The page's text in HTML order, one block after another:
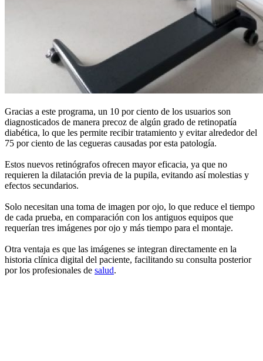
Gracias a este programa, un 10 por ciento de los usuarios son
diagnosticados de manera precoz de algún grado de retinopatía
diabética, lo que les permite recibir tratamiento y evitar alrededor del
75 por ciento de las cegueras causadas por esta patología.
Estos nuevos retinógrafos ofrecen mayor eficacia, ya que no
requieren la dilatación previa de la pupila, evitando así molestias y
efectos secundarios.
Solo necesitan una toma de imagen por ojo, lo que reduce el tiempo
de cada prueba, en comparación con los antiguos equipos que
requerían tres imágenes por ojo y más tiempo para el montaje.
Otra ventaja es que las imágenes se integran directamente en la
historia clínica digital del paciente, facilitando su consulta posterior
por los profesionales de salud.